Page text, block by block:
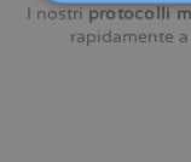
I nostri protocolli
rapidamente